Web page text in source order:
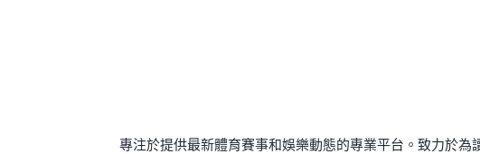
專注於提供最新體育賽事和娛樂動態的專業平台。致力於